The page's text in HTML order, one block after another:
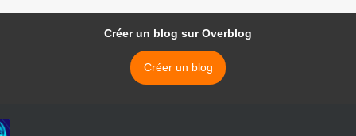
Créer un blog sur Overblog
Créer un blog